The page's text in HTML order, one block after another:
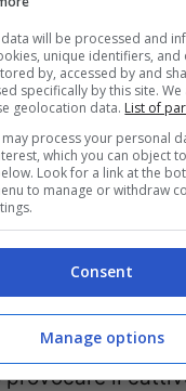
causa
succede?
asparagi inizia la
Proprio in questo
subiscono
grazie al
In
ad esempio, in
Queste finendo
il
will be processed and
unique identifiers, and
by, accessed by and
specifically by this site.
geolocation data. List of
process your personal
which you can object
Look for a link at the
to manage or withdraw
Consent
Manage options